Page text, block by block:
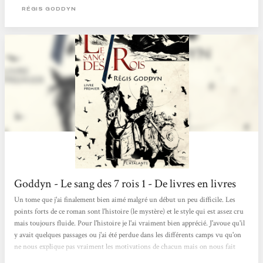
principal. En effet, notre héros n’est pas des plus attirant au premier abord :
RÉGIS GODDYN
Goddyn - Le sang des 7 rois 1 - De livres en livres
Un tome que j'ai finalement bien aimé malgré un début un peu difficile. Les
points forts de ce roman sont l'histoire (le mystère) et le style qui est assez cru
mais toujours fluide. Pour l'histoire je l'ai vraiment bien apprécié. J'avoue qu'il
y avait quelques passages ou j'ai été perdue dans les différents camps vu qu'on
ne nous explique pas vraiment les motivations de chacun mais on nous fait